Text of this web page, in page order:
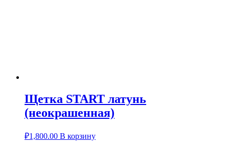
Щетка START латунь
(неокрашенная)
₽1,800.00 В корзину